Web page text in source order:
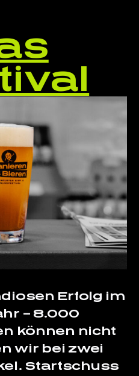
Erfolg im
– 8.000
können nicht
wir bei zwei
Startschuss